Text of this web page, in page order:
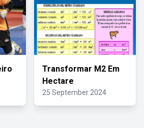
Transformar M2 Em
Hectare
25 September 2024